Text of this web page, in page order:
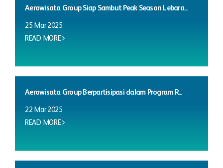
Aerowisata Group Siap Sambut Peak Season Lebara...
25 Mar 2025
READ MORE
Aerowisata Group Berpartisipasi dalam Program R...
22 Mar 2025
READ MORE